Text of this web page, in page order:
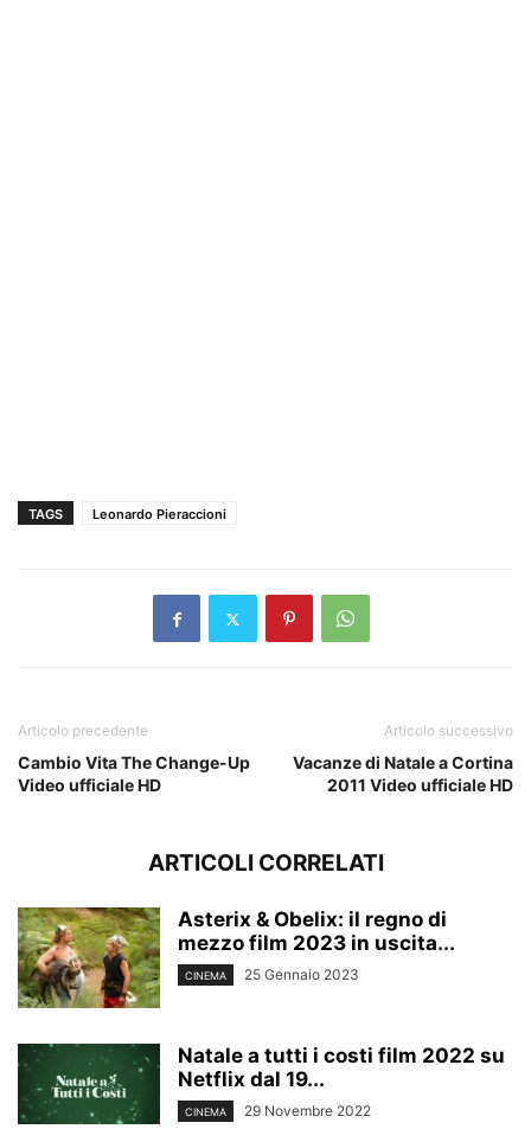
TAGS Leonardo Pieraccioni
Articolo precedente
Cambio Vita The Change-Up
Video ufficiale HD
Articolo successivo
Vacanze di Natale a Cortina
2011 Video ufficiale HD
ARTICOLI CORRELATI
Asterix & Obelix: il regno di
mezzo film 2023 in uscita...
CINEMA 25 Gennaio 2023
Natale a tutti i costi film 2022 su
Netflix dal 19...
CINEMA 29 Novembre 2022